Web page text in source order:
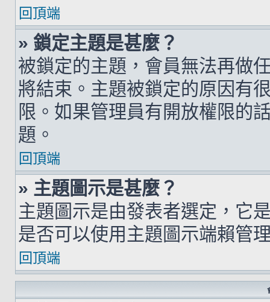
回頂端
» 鎖定主題是甚麼？
被鎖定的主題，會員無法再做
將結束。主題被鎖定的原因有
限。如果管理員有開放權限的
題。
回頂端
» 主題圖示是甚麼？
主題圖示是由發表者選定，它
是否可以使用主題圖示端賴管
回頂端